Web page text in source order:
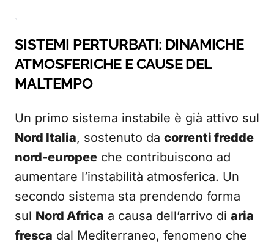
SISTEMI PERTURBATI: DINAMICHE
ATMOSFERICHE E CAUSE DEL
MALTEMPO
Un primo sistema instabile è già attivo sul
Nord Italia, sostenuto da correnti fredde
nord-europee che contribuiscono ad
aumentare l’instabilità atmosferica. Un
secondo sistema sta prendendo forma
sul Nord Africa a causa dell’arrivo di aria
fresca dal Mediterraneo, fenomeno che